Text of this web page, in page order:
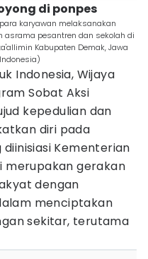
di ponpes
karyawan melaksanakan
asrama pesantren dan sekolah di
Kabupaten Demak, Jawa
Indonesia, Wijaya
Sobat Aksi
kepedulian dan
diri pada
Kementerian
merupakan gerakan
dengan
menciptakan
sekitar, terutama